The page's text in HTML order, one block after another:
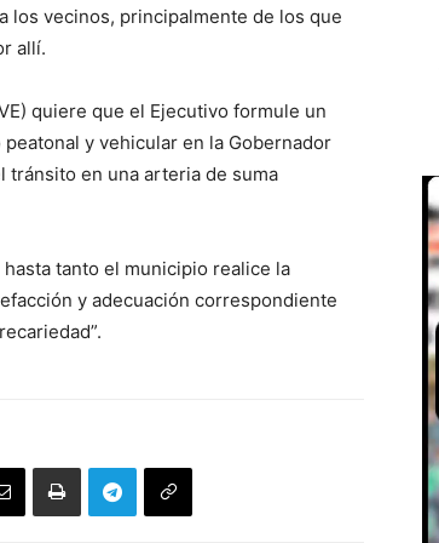
los vecinos, principalmente de los que
allí.
quiere que el Ejecutivo formule un
y vehicular en la Gobernador
tránsito en una arteria de suma
tanto el municipio realice la
y adecuación correspondiente